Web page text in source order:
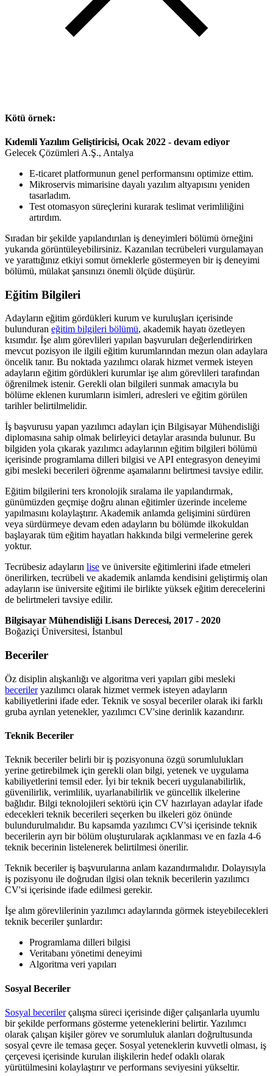
Kötü örnek:
Kıdemli Yazılım Geliştiricisi, Ocak 2022 - devam ediyor
Gelecek Çözümleri A.Ş., Antalya
E-ticaret platformunun genel performansını optimize ettim.
Mikroservis mimarisine dayalı yazılım altyapısını yeniden
tasarladım.
Test otomasyon süreçlerini kurarak teslimat verimliliğini
artırdım.
Sıradan bir şekilde yapılandırılan iş deneyimleri bölümü örneğini
yukarıda görüntüleyebilirsiniz. Kazanılan tecrübeleri vurgulamayan
ve yarattığınız etkiyi somut örneklerle göstermeyen bir iş deneyimi
bölümü, mülakat şansınızı önemli ölçüde düşürür.
Eğitim Bilgileri
Adayların eğitim gördükleri kurum ve kuruluşları içerisinde
bulunduran eğitim bilgileri bölümü, akademik hayatı özetleyen
kısımdır. İşe alım görevlileri yapılan başvuruları değerlendirirken
mevcut pozisyon ile ilgili eğitim kurumlarından mezun olan adaylara
öncelik tanır. Bu noktada yazılımcı olarak hizmet vermek isteyen
adayların eğitim gördükleri kurumlar işe alım görevlileri tarafından
öğrenilmek istenir. Gerekli olan bilgileri sunmak amacıyla bu
bölüme eklenen kurumların isimleri, adresleri ve eğitim görülen
tarihler belirtilmelidir.
İş başvurusu yapan yazılımcı adayları için Bilgisayar Mühendisliği
diplomasına sahip olmak belirleyici detaylar arasında bulunur. Bu
bilgiden yola çıkarak yazılımcı adaylarının eğitim bilgileri bölümü
içerisinde programlama dilleri bilgisi ve API entegrasyon deneyimi
gibi mesleki becerileri öğrenme aşamalarını belirtmesi tavsiye edilir.
Eğitim bilgilerini ters kronolojik sıralama ile yapılandırmak,
günümüzden geçmişe doğru alınan eğitimler üzerinde inceleme
yapılmasını kolaylaştırır. Akademik anlamda gelişimini sürdüren
veya sürdürmeye devam eden adayların bu bölümde ilkokuldan
başlayarak tüm eğitim hayatları hakkında bilgi vermelerine gerek
yoktur.
Tecrübesiz adayların lise ve üniversite eğitimlerini ifade etmeleri
önerilirken, tecrübeli ve akademik anlamda kendisini geliştirmiş olan
adayların ise üniversite eğitimi ile birlikte yüksek eğitim derecelerini
de belirtmeleri tavsiye edilir.
Bilgisayar Mühendisliği Lisans Derecesi, 2017 - 2020
Boğaziçi Üniversitesi, İstanbul
Beceriler
Öz disiplin alışkanlığı ve algoritma veri yapıları gibi mesleki
becerileryazılımcı olarak hizmet vermek isteyen adayların
kabiliyetlerini ifade eder. Teknik ve sosyal beceriler olarak iki farklı
gruba ayrılan yetenekler, yazılımcı CV'sine derinlik kazandırır.
Teknik Beceriler
Teknik beceriler belirli bir iş pozisyonuna özgü sorumlulukları
yerine getirebilmek için gerekli olan bilgi, yetenek ve uygulama
kabiliyetlerini temsil eder. İyi bir teknik beceri uygulanabilirlik,
güvenilirlik, verimlilik, uyarlanabilirlik ve güncellik ilkelerine
bağlıdır. Bilgi teknolojileri sektörü için CV hazırlayan adaylar ifade
edecekleri teknik becerileri seçerken bu ilkeleri göz önünde
bulundurulmalıdır. Bu kapsamda yazılımcı CV'si içerisinde teknik
becerilerin ayrı bir bölüm oluşturularak açıklanması ve en fazla 4-6
teknik becerinin listelenerek belirtilmesi önerilir.
Teknik beceriler iş başvurularına anlam kazandırmalıdır. Dolayısıyla
iş pozisyonu ile doğrudan ilgisi olan teknik becerilerin yazılımcı
CV'si içerisinde ifade edilmesi gerekir.
İşe alım görevlilerinin yazılımcı adaylarında görmek isteyebilecekleri
teknik beceriler şunlardır:
Programlama dilleri bilgisi
Veritabanı yönetimi deneyimi
Algoritma veri yapıları
Sosyal Beceriler
Sosyal becerilerçalışma süreci içerisinde diğer çalışanlarla uyumlu
bir şekilde performans gösterme yeteneklerini belirtir. Yazılımcı
olarak çalışan kişiler görev ve sorumluluk alanları doğrultusunda
sosyal çevre ile temasa geçer. Sosyal yeteneklerin kuvvetli olması, iş
çerçevesi içerisinde kurulan ilişkilerin hedef odaklı olarak
yürütülmesini kolaylaştırır ve performans seviyesini yükseltir.